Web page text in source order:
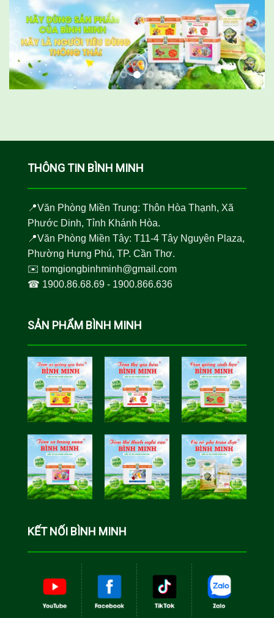
THÔNG TIN BÌNH MINH
📍Văn Phòng Miền Trung: Thôn Hòa Thạnh, Xã
Phước Dinh, Tỉnh Khánh Hòa.
📍Văn Phòng Miền Tây: T11-4 Tây Nguyên Plaza,
Phường Hưng Phú, TP. Cần Thơ.
✉️ tomgiongbinhminh@gmail.com
☎︎ 1900.86.68.69- 1900.866.636
SẢN PHẨM BÌNH MINH
Hóa Bình
Minh
Học Bình
Minh
KẾT NỐI BÌNH MINH